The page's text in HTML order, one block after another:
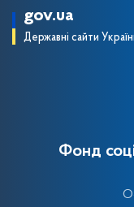
gov.ua
Державні сайти
Фонд